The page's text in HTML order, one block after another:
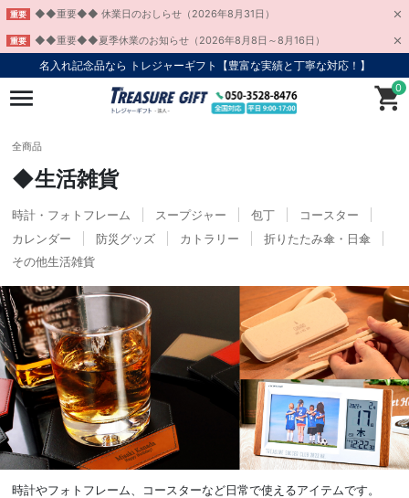
重要 ◆◆重要◆◆ 休業日のおしらせ（2026年8月31日）
重要
◆◆重要◆◆夏季休業のお知らせ（2026年8月8日～8月16日）
名入れ記念品なら トレジャーギフト【豊富な実績と丁寧な対応！】
0
全商品
◆生活雑貨
時計・フォトフレーム スープジャー 包丁
コースター
カレンダー
防災グッズ カトラリー
折りたたみ傘・日傘
その他生活雑貨
時計やフォトフレーム、コースターなど日常で使えるアイテムです。